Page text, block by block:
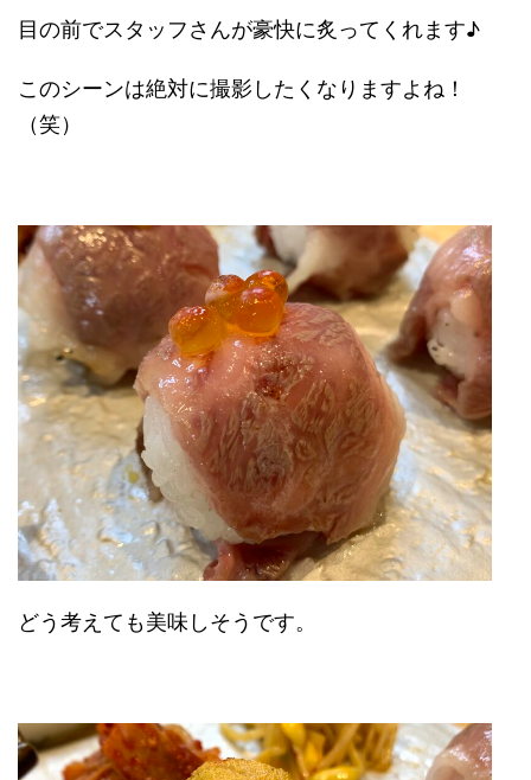
目の前でスタッフさんが豪快に炙ってくれます♪
このシーンは絶対に撮影したくなりますよね！
（笑）
どう考えても美味しそうです。